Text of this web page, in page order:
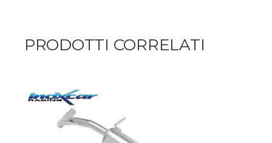
PRODOTTI CORRELATI